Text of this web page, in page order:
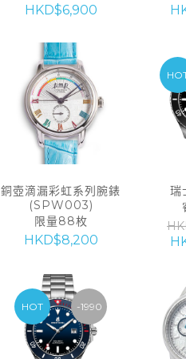
HKD$6,900
銅壺滴漏彩虹系列腕錶
(SPW003)
限量88枚
HKD$8,200
瑞
HOT -1990